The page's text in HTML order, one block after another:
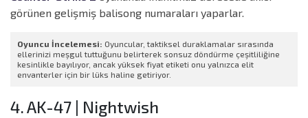
görünen gelişmiş balisong numaraları yaparlar.
Oyuncu İncelemesi: Oyuncular, taktiksel duraklamalar sırasında
ellerinizi meşgul tuttuğunu belirterek sonsuz döndürme çeşitliliğine
kesinlikle bayılıyor, ancak yüksek fiyat etiketi onu yalnızca elit
envanterler için bir lüks haline getiriyor.
4. AK-47 | Nightwish